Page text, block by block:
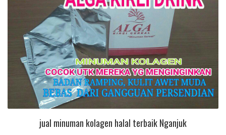
jual minuman kolagen halal terbaik Nganjuk